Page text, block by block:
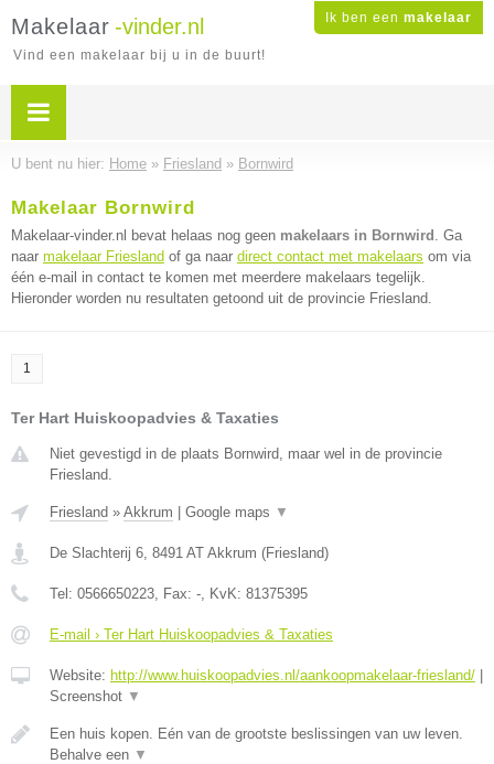
Ik ben een makelaar
Makelaar -vinder.nl
Vind een makelaar bij u in de buurt!
U bent nu hier: Home » Friesland » Bornwird
Makelaar Bornwird
Makelaar-vinder.nl bevat helaas nog geen makelaars in Bornwird . Ga
naar makelaar Friesland of ga naar direct contact met makelaars om via
één e-mail in contact te komen met meerdere makelaars tegelijk.
Hieronder worden nu resultaten getoond uit de provincie Friesland.
1
Ter Hart Huiskoopadvies & Taxaties
Niet gevestigd in de plaats Bornwird, maar wel in de provincie
Friesland.
Friesland » Akkrum Google maps ▼
De Slachterij 6, 8491 AT Akkrum (Friesland)
Tel: 0566650223, Fax: -, KvK: 81375395
E-mail › Ter Hart Huiskoopadvies & Taxaties
Website: http://www.huiskoopadvies.nl/aankoopmakelaar-friesland/
Screenshot ▼
Een huis kopen. Eén van de grootste beslissingen van uw leven.
Behalve een ▼